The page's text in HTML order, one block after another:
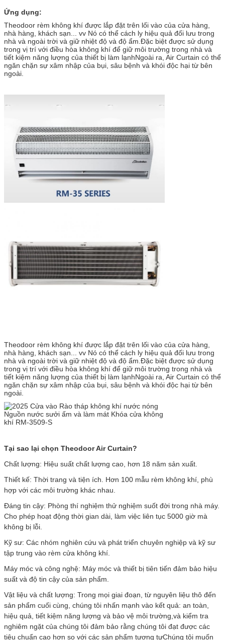
Ứng dụng:
Theodoor rèm không khí được lắp đặt trên lối vào của cửa hàng,
nhà hàng, khách sạn... vv Nó có thể cách ly hiệu quả đối lưu trong
nhà và ngoài trời và giữ nhiệt độ và độ ẩm.Đặc biệt được sử dụng
trong vị trí với điều hòa không khí để giữ môi trường trong nhà và
tiết kiệm năng lượng của thiết bị làm lạnhNgoài ra, Air Curtain có thể
ngăn chặn sự xâm nhập của bụi, sâu bệnh và khói độc hại từ bên
ngoài.
Theodoor rèm không khí được lắp đặt trên lối vào của cửa hàng,
nhà hàng, khách sạn... vv Nó có thể cách ly hiệu quả đối lưu trong
nhà và ngoài trời và giữ nhiệt độ và độ ẩm.Đặc biệt được sử dụng
trong vị trí với điều hòa không khí để giữ môi trường trong nhà và
tiết kiệm năng lượng của thiết bị làm lạnhNgoài ra, Air Curtain có thể
ngăn chặn sự xâm nhập của bụi, sâu bệnh và khói độc hại từ bên
ngoài.
Tại sao lại chọn Theodoor Air Curtain?
Chất lượng: Hiệu suất chất lượng cao, hơn 18 năm sản xuất.
Thiết kế: Thời trang và tiện ích. Hơn 100 mẫu rèm không khí, phù
hợp với các môi trường khác nhau.
Đáng tin cậy: Phòng thí nghiệm thử nghiệm suốt đời trong nhà máy.
Cho phép hoạt động thời gian dài, làm việc liên tục 5000 giờ mà
không bị lỗi.
Kỹ sư: Các nhóm nghiên cứu và phát triển chuyên nghiệp và kỹ sư
tập trung vào rèm cửa không khí.
Máy móc và công nghệ: Máy móc và thiết bị tiên tiến đảm bảo hiệu
suất và độ tin cậy của sản phẩm.
Vật liệu và chất lượng: Trong mọi giai đoạn, từ nguyên liệu thô đến
sản phẩm cuối cùng, chúng tôi nhấn mạnh vào kết quả: an toàn,
hiệu quả, tiết kiệm năng lượng và bảo vệ môi trường,và kiểm tra
nghiêm ngặt của chúng tôi đảm bảo rằng chúng tôi đạt được các
tiêu chuẩn cao hơn so với các sản phẩm tương tựChúng tôi muốn